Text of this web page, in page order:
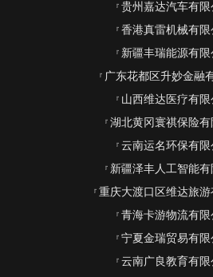
贵州嘉达汽车有限
香港真雷机械有限
新疆丰瑞能源有限
广东花都区升妙金融
山西维达医疗有限
湖北黄冈寰祺保险有
云南运名环保有限
新疆泽丰人工智能有
重庆大渡口区维达旅游
青海卡游物流有限
宁夏金瑞贸易有限
云南广良教育有限